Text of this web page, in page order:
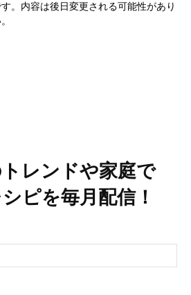
。内容は後日変更される可能性があり
レンドや家庭で
ピを毎月配信！